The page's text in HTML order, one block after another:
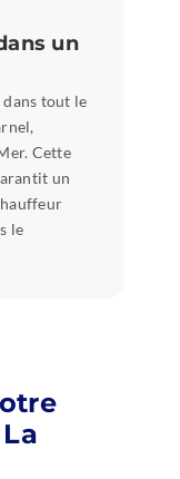
un
tout le
Cette
un
le